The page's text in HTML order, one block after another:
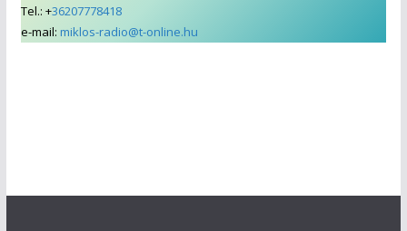
Tel.: +36207778418
e-mail: miklos-radio@t-online.hu